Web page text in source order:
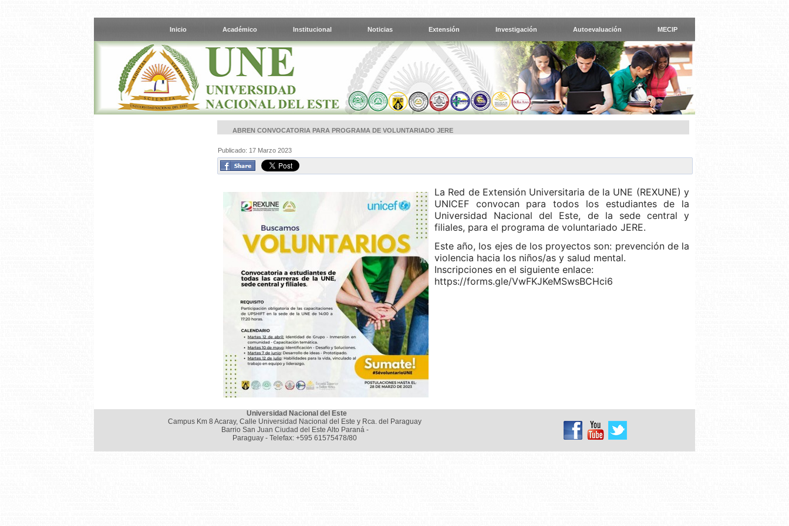
Inicio Académico Institucional Noticias Extensión Investigación Autoevaluación MECIP
ABREN CONVOCATORIA PARA PROGRAMA DE VOLUNTARIADO JERE
Publicado: 17 Marzo 2023
La Red de Extensión Universitaria de la UNE (REXUNE) y
UNICEF convocan para todos los estudiantes de la
Universidad Nacional del Este, de la sede central y
filiales, para el programa de voluntariado JERE.
Este año, los ejes de los proyectos son: prevención de la
violencia hacia los niños/as y salud mental.
Inscripciones en el siguiente enlace:
https://forms.gle/VwFKJKeMSwsBCHci6
Universidad Nacional del Este
Campus Km 8 Acaray, Calle Universidad Nacional del Este y Rca. del Paraguay
Barrio San Juan Ciudad del Este Alto Paraná -
Paraguay - Telefax: +595 61575478/80